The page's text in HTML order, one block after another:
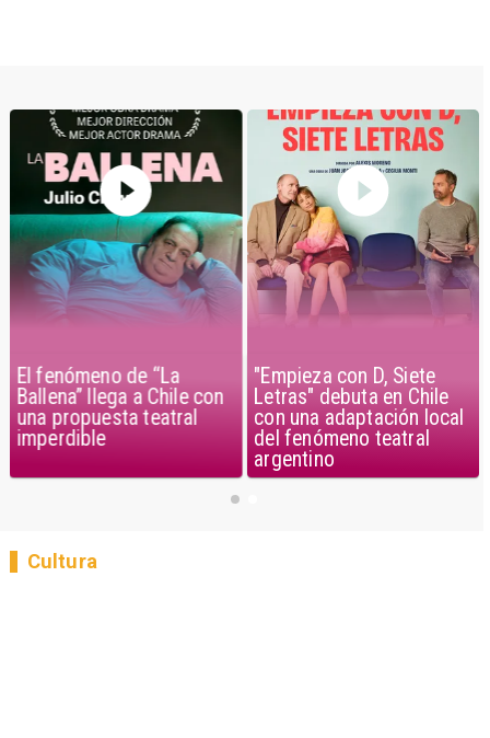
El fenómeno de “La
Ballena” llega a Chile con
una propuesta teatral
imperdible
"Empieza con D, Siete
Letras" debuta en Chile
con una adaptación local
del fenómeno teatral
argentino
Cultura